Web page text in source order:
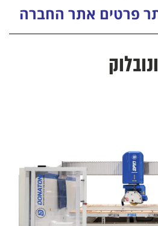
פרטים אתר החברה